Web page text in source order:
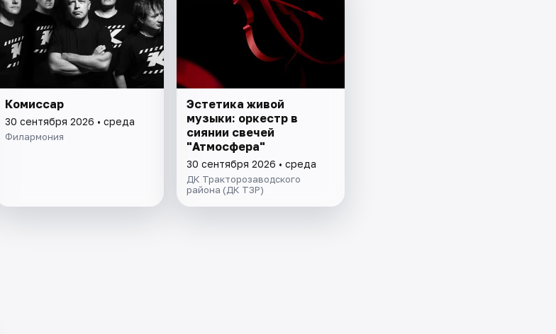
Комиссар
30 сентября 2026 • среда
Филармония
Эстетика живой
музыки: оркестр в
сиянии свечей
"Атмосфера"
30 сентября 2026 • среда
ДК Тракторозаводского
района (ДК ТЗР)